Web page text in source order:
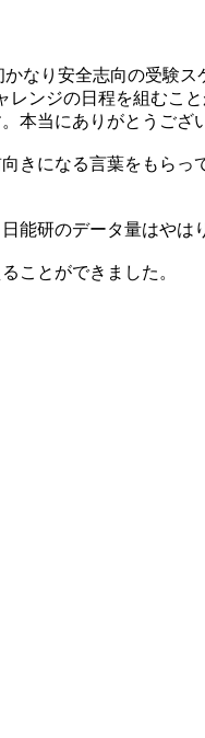
なり安全志向の受験ス
ンジの日程を組むこと
本当にありがとうござ
きになる言葉をもらっ
能研のデータ量はやは
ことができました。